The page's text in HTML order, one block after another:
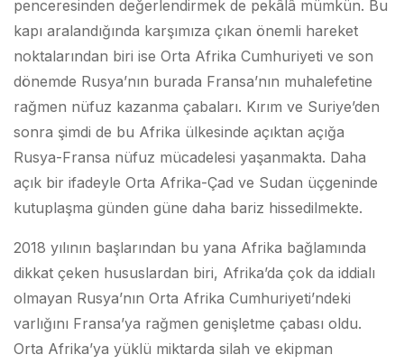
penceresinden değerlendirmek de pekâlâ mümkün. Bu
kapı aralandığında karşımıza çıkan önemli hareket
noktalarından biri ise Orta Afrika Cumhuriyeti ve son
dönemde Rusya’nın burada Fransa’nın muhalefetine
rağmen nüfuz kazanma çabaları. Kırım ve Suriye’den
sonra şimdi de bu Afrika ülkesinde açıktan açığa
Rusya-Fransa nüfuz mücadelesi yaşanmakta. Daha
açık bir ifadeyle Orta Afrika-Çad ve Sudan üçgeninde
kutuplaşma günden güne daha bariz hissedilmekte.
2018 yılının başlarından bu yana Afrika bağlamında
dikkat çeken hususlardan biri, Afrika’da çok da iddialı
olmayan Rusya’nın Orta Afrika Cumhuriyeti’ndeki
varlığını Fransa’ya rağmen genişletme çabası oldu.
Orta Afrika’ya yüklü miktarda silah ve ekipman